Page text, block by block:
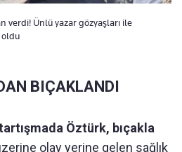
verdi! Ünlü yazar gözyaşları ile
oldu
BIÇAKLANDI
Öztürk, bıçakla
olay yerine gelen sağlık